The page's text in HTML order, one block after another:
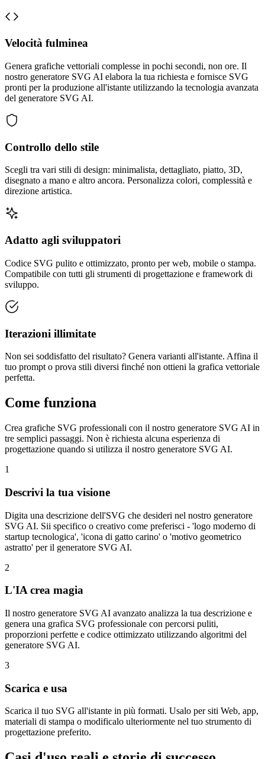
Velocità fulminea
Genera grafiche vettoriali complesse in pochi secondi, non ore. Il
nostro generatore SVG AI elabora la tua richiesta e fornisce SVG
pronti per la produzione all'istante utilizzando la tecnologia avanzata
del generatore SVG AI.
Controllo dello stile
Scegli tra vari stili di design: minimalista, dettagliato, piatto, 3D,
disegnato a mano e altro ancora. Personalizza colori, complessità e
direzione artistica.
Adatto agli sviluppatori
Codice SVG pulito e ottimizzato, pronto per web, mobile o stampa.
Compatibile con tutti gli strumenti di progettazione e framework di
sviluppo.
Iterazioni illimitate
Non sei soddisfatto del risultato? Genera varianti all'istante. Affina il
tuo prompt o prova stili diversi finché non ottieni la grafica vettoriale
perfetta.
Come funziona
Crea grafiche SVG professionali con il nostro generatore SVG AI in
tre semplici passaggi. Non è richiesta alcuna esperienza di
progettazione quando si utilizza il nostro generatore SVG AI.
1
Descrivi la tua visione
Digita una descrizione dell'SVG che desideri nel nostro generatore
SVG AI. Sii specifico o creativo come preferisci - 'logo moderno di
startup tecnologica', 'icona di gatto carino' o 'motivo geometrico
astratto' per il generatore SVG AI.
2
L'IA crea magia
Il nostro generatore SVG AI avanzato analizza la tua descrizione e
genera una grafica SVG professionale con percorsi puliti,
proporzioni perfette e codice ottimizzato utilizzando algoritmi del
generatore SVG AI.
3
Scarica e usa
Scarica il tuo SVG all'istante in più formati. Usalo per siti Web, app,
materiali di stampa o modificalo ulteriormente nel tuo strumento di
progettazione preferito.